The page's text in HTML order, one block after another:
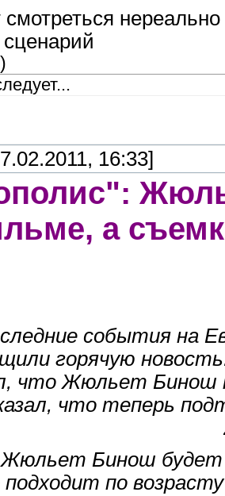
смотреться
)
16:33]
а
события на
горячую
что Жюльет Бинош
что теперь
Жюльет Бинош будет
подходит по